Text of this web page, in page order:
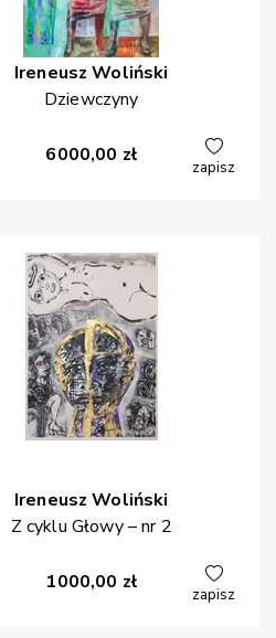
Ireneusz Woliński
Dziewczyny
6000,00 zł
zapisz
Ireneusz Woliński
Z cyklu Głowy – nr 2
1000,00 zł
zapisz